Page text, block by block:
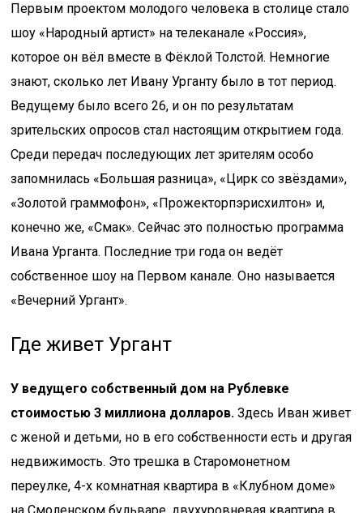
Первым проектом молодого человека в столице стало
шоу «Народный артист» на телеканале «Россия»,
которое он вёл вместе в Фёклой Толстой. Немногие
знают, сколько лет Ивану Урганту было в тот период.
Ведущему было всего 26, и он по результатам
зрительских опросов стал настоящим открытием года.
Среди передач последующих лет зрителям особо
запомнилась «Большая разница», «Цирк со звёздами»,
«Золотой граммофон», «Прожекторпэрисхилтон» и,
конечно же, «Смак». Сейчас это полностью программа
Ивана Урганта. Последние три года он ведёт
собственное шоу на Первом канале. Оно называется
«Вечерний Ургант».
Где живет Ургант
У ведущего собственный дом на Рублевке
стоимостью 3 миллиона долларов. Здесь Иван живет
с женой и детьми, но в его собственности есть и другая
недвижимость. Это трешка в Старомонетном
переулке, 4-х комнатная квартира в «Клубном доме»